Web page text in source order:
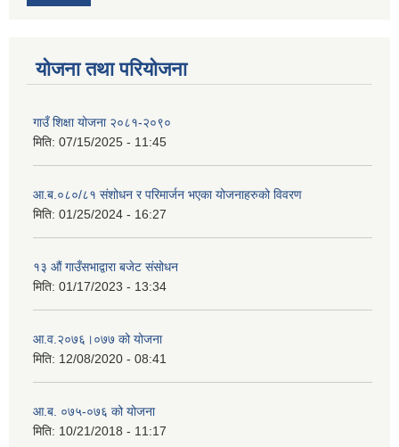
योजना तथा परियोजना
गाउँ शिक्षा योजना २०८१-२०९०
मिति: 07/15/2025 - 11:45
आ.ब.०८०/८१ संशोधन र परिमार्जन भएका योजनाहरुको विवरण
मिति: 01/25/2024 - 16:27
१३ औं गाउँसभाद्वारा बजेट संसोधन
मिति: 01/17/2023 - 13:34
आ‍.व.२०७६।०७७ को योजना
मिति: 12/08/2020 - 08:41
आ.ब. ०७५-०७६ को योजना
मिति: 10/21/2018 - 11:17